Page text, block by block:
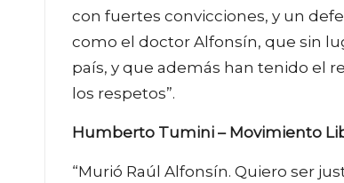
con fuertes convicciones, y un
como el doctor Alfonsín, que sin
país, y que además han tenido el
los respetos”.
Humberto Tumini – Movimiento
“Murió Raúl Alfonsín. Quiero ser